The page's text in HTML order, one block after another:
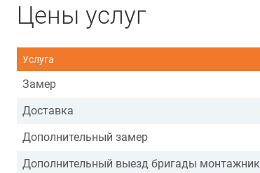
Цены услуг
Услуга
Замер
Доставка
Дополнительный замер
Дополнительный выезд бригады